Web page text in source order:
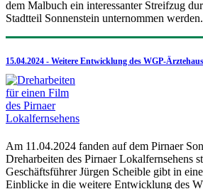
dem Malbuch ein interessanter Streifzug
Stadtteil Sonnenstein unternommen werden.
15.04.2024 - Weitere Entwicklung des WGP-
Am 11.04.2024 fanden auf dem Pirnaer
Dreharbeiten des Pirnaer Lokalfernsehens
Geschäftsführer Jürgen Scheible gibt in
Einblicke in die weitere Entwicklung des